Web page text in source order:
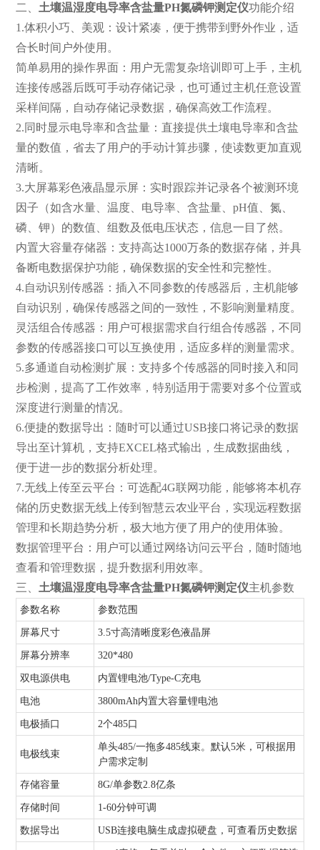
二、 土壤温湿度电导率含盐量PH氮磷钾测定仪功能介绍
1.体积小巧、美观：设计紧凑，便于携带到野外作业，适
合长时间户外使用。
简单易用的操作界面：用户无需复杂培训即可上手，主机
连接传感器后既可手动存储记录，也可通过主机任意设置
采样间隔，自动存储记录数据，确保高效工作流程。
2.同时显示电导率和含盐量：直接提供土壤电导率和含盐
量的数值，省去了用户的手动计算步骤，使读数更加直观
清晰。
3.大屏幕彩色液晶显示屏：实时跟踪并记录各个被测环境
因子（如含水量、温度、电导率、含盐量、pH值、氮、
磷、钾）的数值、组数及低电压状态，信息一目了然。
内置大容量存储器：支持高达1000万条的数据存储，并具
备断电数据保护功能，确保数据的安全性和完整性。
4.自动识别传感器：插入不同参数的传感器后，主机能够
自动识别，确保传感器之间的一致性，不影响测量精度。
灵活组合传感器：用户可根据需求自行组合传感器，不同
参数的传感器接口可以互换使用，适应多样的测量需求。
5.多通道自动检测扩展：支持多个传感器的同时接入和同
步检测，提高了工作效率，特别适用于需要对多个位置或
深度进行测量的情况。
6.便捷的数据导出：随时可以通过USB接口将记录的数据
导出至计算机，支持EXCEL格式输出，生成数据曲线，
便于进一步的数据分析处理。
7.无线上传至云平台：可选配4G联网功能，能够将本机存
储的历史数据无线上传到智慧云农业平台，实现远程数据
管理和长期趋势分析，极大地方便了用户的使用体验。
数据管理平台：用户可以通过网络访问云平台，随时随地
查看和管理数据，提升数据利用效率。
三、 土壤温湿度电导率含盐量PH氮磷钾测定仪主机参数
参数名称 参数范围
屏幕尺寸 3.5寸高清晰度彩色液晶屏
屏幕分辨率 320*480
双电源供电 内置锂电池/Type-C充电
电池 3800mAh内置大容量锂电池
电极插口 2个485口
电极线束
单头485/一拖多485线束。默认5米，可根据用
户需求定制
存储容量 8G/单参数2.8亿条
存储时间 1-60分钟可调
数据导出 USB连接电脑生成虚拟硬盘，可查看历史数据